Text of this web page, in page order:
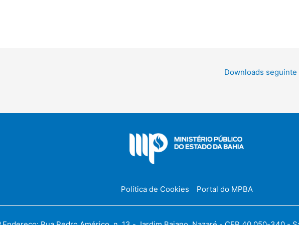
Downloads seguinte
Política de Cookies Portal do MPBA